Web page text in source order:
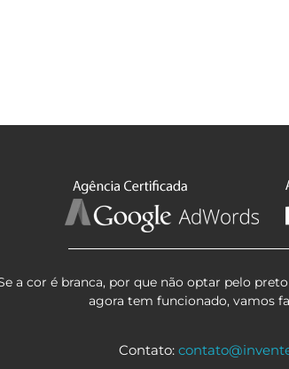
a cor é branca, por que não optar pelo
agora tem funcionado, vamos
Contato: